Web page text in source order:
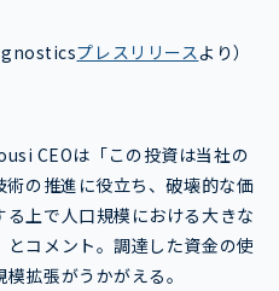
プレスリリース より）
CEOは「この投資は当社の
の推進に役立ち、破壊的な価
上で人口規模における大きな
コメント。調達した資金の使
拡張がうかがえる。